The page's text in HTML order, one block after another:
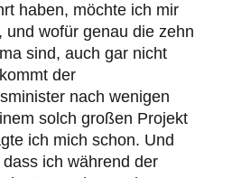
haben, möchte ich mir
und wofür genau die zehn
sind, auch gar nicht
der
nach wenigen
solch großen Projekt
ich mich schon. Und
ich während der